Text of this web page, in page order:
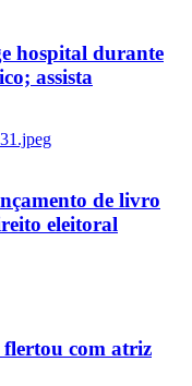
hospital durante
assista
de livro
eleitoral
com atriz